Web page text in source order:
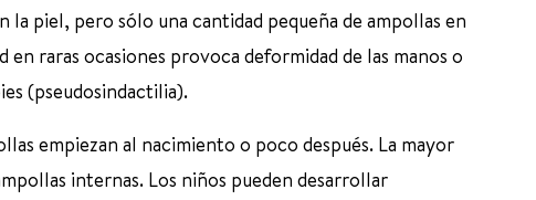
piel, pero sólo una cantidad pequeña de ampollas en
raras ocasiones provoca deformidad de las manos o
(pseudosindactilia).
empiezan al nacimiento o poco después. La mayor
internas. Los niños pueden desarrollar